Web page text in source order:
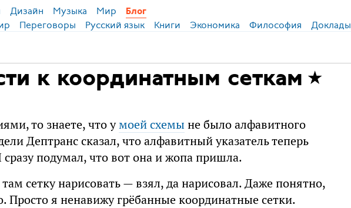
Дизайн Музыка Мир
Блог
Переговоры Русский язык Книги Экономика Философия Доклады
к координатным сеткам
то знаете, что умоей схемы не было алфавитного
Дептранс сказал, что алфавитный указатель теперь
подумал, что вот она и жопа пришла.
сетку нарисовать — взял, да нарисовал. Даже понятно,
Просто я ненавижу грёбанные координатные сетки.